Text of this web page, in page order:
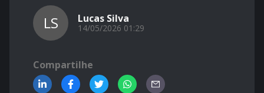
LS Lucas Silva
14/05/2026 01:29
Compartilhe